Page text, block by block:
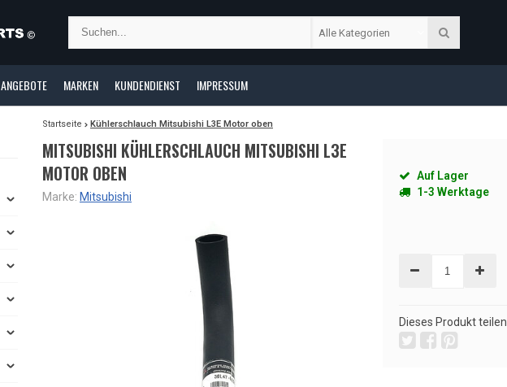
Alle Kategorien
ANGEBOTE MARKEN KUNDENDIENST IMPRESSUM
Startseite Kühlerschlauch Mitsubishi L3E Motor oben
MITSUBISHI KÜHLERSCHLAUCH MITSUBISHI L3E
MOTOR OBEN
Marke: Mitsubishi
Auf Lager
1-3 Werktage
Dieses Produkt teilen